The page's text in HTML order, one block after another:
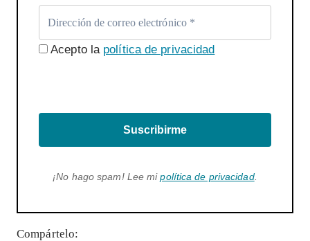
Acepto la política de privacidad
Suscribirme
¡No hago spam! Lee mipolítica de privacidad.
Compártelo: